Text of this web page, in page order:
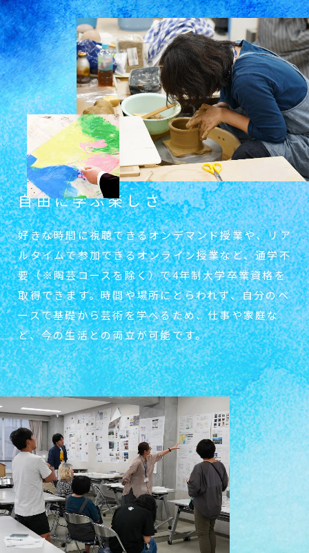
自由に学ぶ楽しさ
好きな時間に視聴できるオンデマンド授業や、リア
ルタイムで参加できるオンライン授業など、通学不
要（※陶芸コースを除く）で4年制大学卒業資格を
取得できます。時間や場所にとらわれず、自分のペ
ースで基礎から芸術を学べるため、仕事や家庭な
ど、今の生活との両立が可能です。